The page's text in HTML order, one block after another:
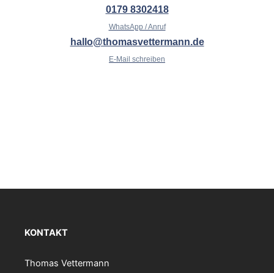
0179 8302418
WhatsApp / Anruf
hallo@thomasvettermann.de
E-Mail schreiben
KONTAKT
Thomas Vettermann